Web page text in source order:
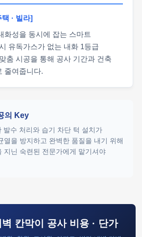
· 빌라]
화성을 동시에 잡는 스마트
유독가스가 없는 내화 1등급
춤 시공을 통해 공사 기간과 건축
줄여줍니다.
의 Key
발수 처리와 습기 차단 턱 설치가
열을 방지하고 완벽한 품질을 내기 위해
지닌 숙련된 전문가에게 맡기셔야
칸막이 공사 비용 · 단가